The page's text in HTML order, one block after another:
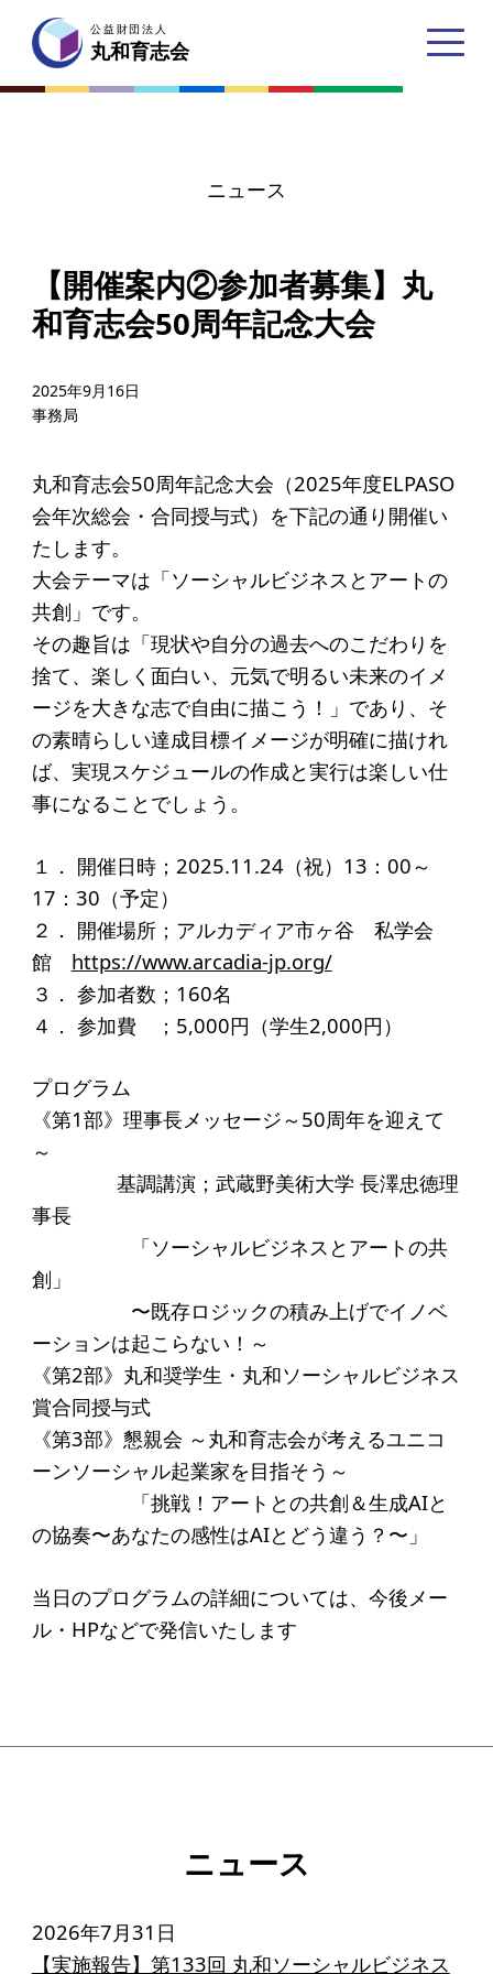
公益財団法人
丸和育志会
丸和育志会とは
理事長あいさつ
丸和育志会の目指す未来
学生のみなさんへ
起業を考えている
みなさんへ
応援したいみなさんへ
財団概要
理念
沿革
組織
年間スケジュール
定款
個人情報保護方針
アクセス
給付型奨学金
事業方針
給付型奨学金とは
ソーシャルビジネス支援
事業方針
募集要項
ソーシャルビジネスとは
丸和育志会の考える
ソーシャルビジネス
受賞者一覧
ソーシャルビジネス研究会
公益財団法人
丸和育志会
ニュース
【開催案内②参加者募集】丸
和育志会50周年記念大会
2025年9月16日
事務局
丸和育志会50周年記念大会（2025年度ELPASO
会年次総会・合同授与式）を下記の通り開催い
たします。
大会テーマは「ソーシャルビジネスとアートの
共創」です。
その趣旨は「現状や自分の過去へのこだわりを
捨て、楽しく面白い、元気で明るい未来のイメ
ージを大きな志で自由に描こう！」であり、そ
の素晴らしい達成目標イメージが明確に描けれ
ば、実現スケジュールの作成と実行は楽しい仕
事になることでしょう。
１． 開催日時；2025.11.24（祝）13：00～
17：30（予定）
２． 開催場所；アルカディア市ヶ谷 私学会
館 https://www.arcadia-jp.org/
３． 参加者数；160名
４． 参加費 ；5,000円（学生2,000円）
プログラム
《第1部》理事長メッセージ～50周年を迎えて
～
基調講演；武蔵野美術大学 長澤忠徳理
事長
「ソーシャルビジネスとアートの共
創」
〜既存ロジックの積み上げでイノベ
ーションは起こらない！～
《第2部》丸和奨学生・丸和ソーシャルビジネス
賞合同授与式
《第3部》懇親会 ～丸和育志会が考えるユニコ
ーンソーシャル起業家を目指そう～
「挑戦！アートとの共創＆生成AIと
の協奏〜あなたの感性はAIとどう違う？〜」
当日のプログラムの詳細については、今後メー
ル・HPなどで発信いたします
ニュース
2026年7月31日
【実施報告】第133回 丸和ソーシャルビジネス